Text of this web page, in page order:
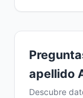
apellido
Descubre